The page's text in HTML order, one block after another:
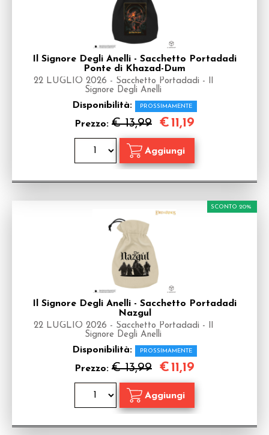
Il Signore Degli Anelli - Sacchetto Portadadi
Ponte di Khazad-Dum
22 LUGLIO 2026 - Sacchetto Portadadi - Il
Signore Degli Anelli
Disponibilità: PROSSIMAMENTE
Prezzo: € 13,99 €11,19
Il Signore Degli Anelli - Sacchetto Portadadi
Nazgul
22 LUGLIO 2026 - Sacchetto Portadadi - Il
Signore Degli Anelli
Disponibilità: PROSSIMAMENTE
Prezzo: € 13,99
SCONTO 20%
€11,19